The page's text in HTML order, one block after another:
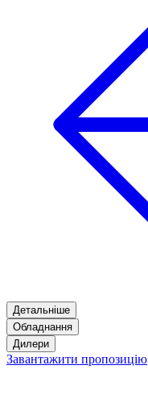
Детальніше
Обладнання
Дилери
Завантажити пропозицію